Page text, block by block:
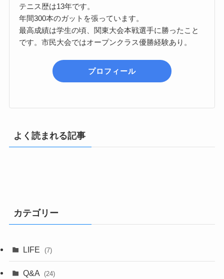
テニス歴は13年です。
年間300本のガットを張っています。
最高成績は学生の頃、関東大会本戦選手に勝ったこと
です。市民大会ではオープンクラス優勝経験あり。
プロフィール
よく読まれる記事
カテゴリー
LIFE (7)
Q&A (24)